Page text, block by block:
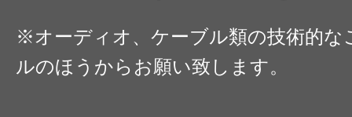
※オーディオ、ケーブル類の技術的な
ルのほうからお願い致します。